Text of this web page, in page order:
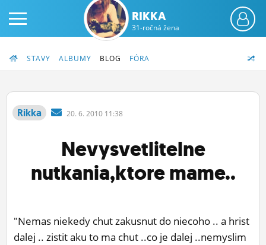
PRIHLÁS SA
ČINŽIAK
FÓRUM
BLOGY
RIKKA
31-ročná žena
STAVY ALBUMY BLOG FÓRA
Rikka 20. 6. 2010 11:38
Nevysvetlitelne
nutkania,ktore mame..
"Nemas niekedy chut zakusnut do niecoho .. a hrist
dalej .. zistit aku to ma chut ..co je dalej ..nemyslim